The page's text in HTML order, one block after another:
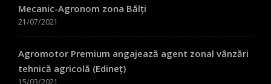
Mecanic-Agronom zona Bălți
21/07/2021
Agromotor Premium angajează agent zonal vânzări
tehnică agricolă (Edineț)
15/03/2021